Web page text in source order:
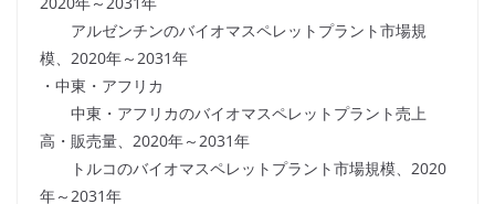
アルゼンチンのバイオマスペレットプラント市場規
模、2020年～2031年
・中東・アフリカ
中東・アフリカのバイオマスペレットプラント売上
高・販売量、2020年～2031年
トルコのバイオマスペレットプラント市場規模、2020
年～2031年